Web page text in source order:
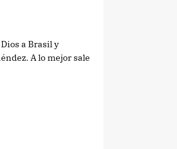
a Brasil y
A lo mejor sale